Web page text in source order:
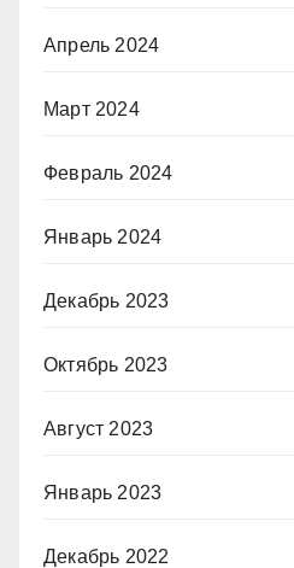
Апрель 2024
Март 2024
Февраль 2024
Январь 2024
Декабрь 2023
Октябрь 2023
Август 2023
Январь 2023
Декабрь 2022